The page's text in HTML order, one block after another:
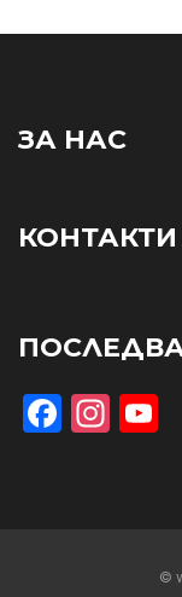
ЗА НАС
КОНТАКТИ
©